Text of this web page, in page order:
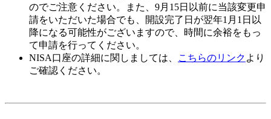
のでご注意ください。また、 9月15日以前に当該変更申
請をいただいた場合でも、開設完了日が翌年1月1日以
降になる可能性がございますので、時間に余裕をもっ
て申請を行ってください。
NISA口座の詳細に関しましては、
こちらのリンク より
ご確認ください。